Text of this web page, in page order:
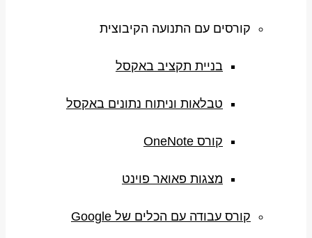
קורסים עם התנועה הקיבוצית
בניית תקציב באקסל
טבלאות וניתוח נתונים באקסל
קורס OneNote
מצגות פאואר פוינט
קורס עבודה עם הכלים של Google